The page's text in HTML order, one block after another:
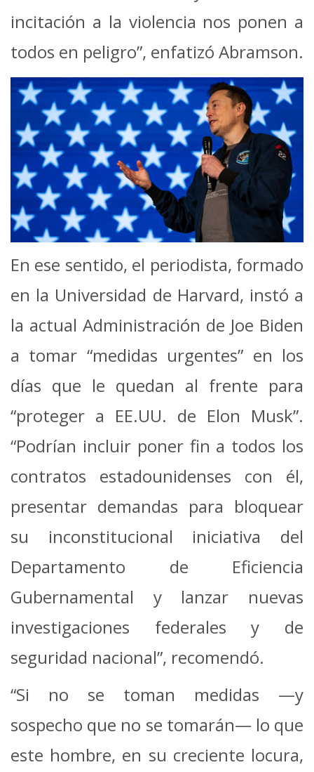
incitación a la violencia nos ponen a
todos en peligro”, enfatizó Abramson.
En ese sentido, el periodista, formado
en la Universidad de Harvard, instó a
la actual Administración de Joe Biden
a tomar “medidas urgentes” en los
días que le quedan al frente para
“proteger a EE.UU. de Elon Musk”.
“Podrían incluir poner fin a todos los
contratos estadounidenses con él,
presentar demandas para bloquear
su inconstitucional iniciativa del
Departamento de Eficiencia
Gubernamental y lanzar nuevas
investigaciones federales y de
seguridad nacional”, recomendó.
“Si no se toman medidas —y
sospecho que no se tomarán— lo que
este hombre, en su creciente locura,